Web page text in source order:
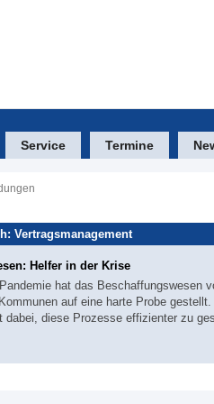
Service Termine
Vertragsmanagement
Helfer in der Krise
hat das Beschaffungswesen
auf eine harte Probe
dabei, diese Prozesse effizienter zu